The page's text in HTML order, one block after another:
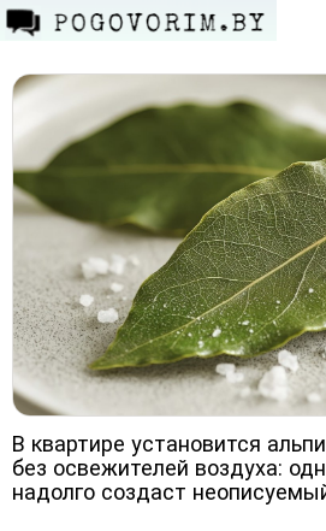
В квартире установится
без освежителей воздуха:
надолго создаст